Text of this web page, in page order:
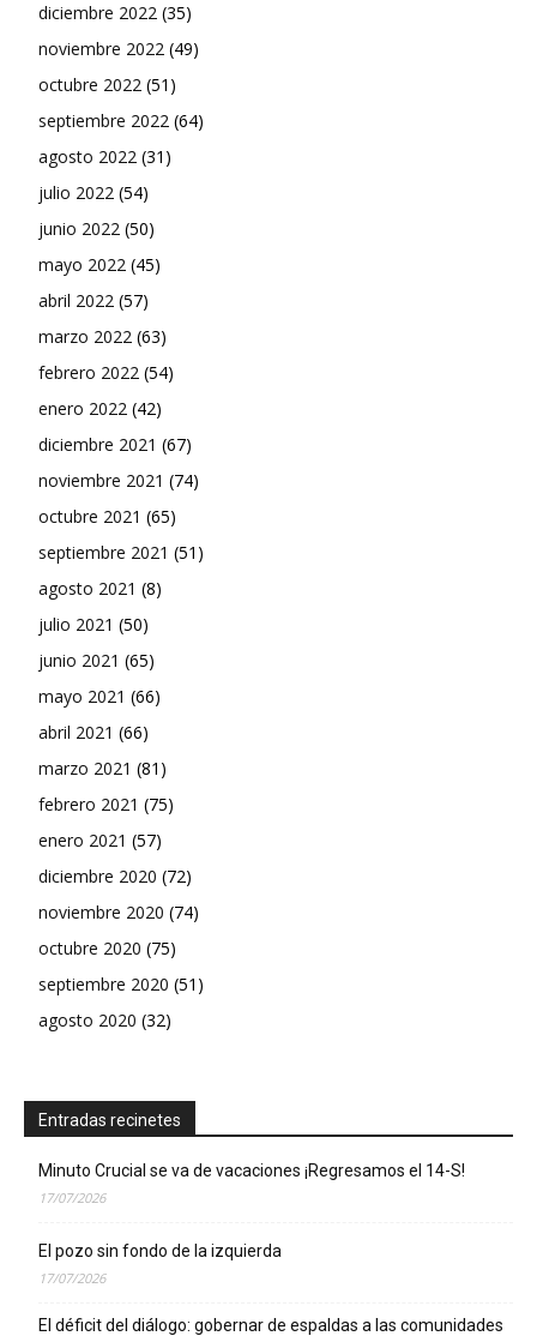
diciembre 2022 (35)
noviembre 2022 (49)
octubre 2022 (51)
septiembre 2022 (64)
agosto 2022 (31)
julio 2022 (54)
junio 2022 (50)
mayo 2022 (45)
abril 2022 (57)
marzo 2022 (63)
febrero 2022 (54)
enero 2022 (42)
diciembre 2021 (67)
noviembre 2021 (74)
octubre 2021 (65)
septiembre 2021 (51)
agosto 2021 (8)
julio 2021 (50)
junio 2021 (65)
mayo 2021 (66)
abril 2021 (66)
marzo 2021 (81)
febrero 2021 (75)
enero 2021 (57)
diciembre 2020 (72)
noviembre 2020 (74)
octubre 2020 (75)
septiembre 2020 (51)
agosto 2020 (32)
Entradas recinetes
Minuto Crucial se va de vacaciones ¡Regresamos el 14-S!
17/07/2026
El pozo sin fondo de la izquierda
17/07/2026
El déficit del diálogo: gobernar de espaldas a las comunidades